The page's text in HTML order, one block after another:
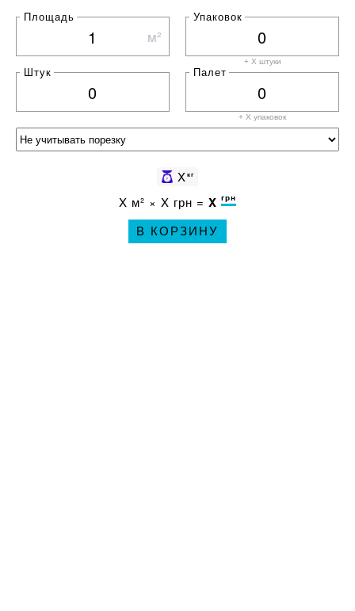
Площадь
м²
Упаковок
+ X штуки
Штук Палет
+ X упаковок
Xкг
X м² × X грн = X грн
В КОРЗИНУ